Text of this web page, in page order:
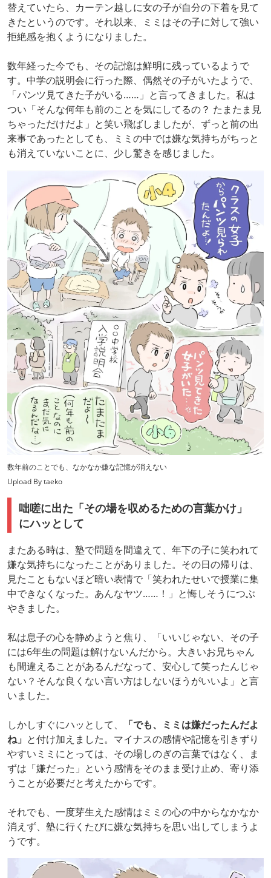
替えていたら、カーテン越しに女の子が自分の下着を見て
きたというのです。それ以来、ミミはその子に対して強い
拒絶感を抱くようになりました。
数年経った今でも、その記憶は鮮明に残っているようで
す。中学の説明会に行った際、偶然その子がいたようで、
「パンツ見てきた子がいる……」と言ってきました。私は
つい「そんな何年も前のことを気にしてるの？ たまたま見
ちゃっただけだよ」と笑い飛ばしましたが、ずっと前の出
来事であったとしても、ミミの中では嫌な気持ちがちっと
も消えていないことに、少し驚きを感じました。
数年前のことでも、なかなか嫌な記憶が消えない
Upload By taeko
咄嗟に出た「その場を収めるための言葉かけ」
にハッとして
またある時は、塾で問題を間違えて、年下の子に笑われて
嫌な気持ちになったことがありました。その日の帰りは、
見たこともないほど暗い表情で「笑われたせいで授業に集
中できなくなった。あんなヤツ……！」と悔しそうにつぶ
やきました。
私は息子の心を静めようと焦り、「いいじゃない、その子
には6年生の問題は解けないんだから。大きいお兄ちゃん
も間違えることがあるんだなって、安心して笑ったんじゃ
ない？そんな良くない言い方はしないほうがいいよ」と言
いました。
しかしすぐにハッとして、
「でも、ミミは嫌だったんだよ
ね」 と付け加えました。マイナスの感情や記憶を引きずり
やすいミミにとっては、その場しのぎの言葉ではなく、ま
ずは「嫌だった」という感情をそのまま受け止め、寄り添
うことが必要だと考えたからです。
それでも、一度芽生えた感情はミミの心の中からなかなか
消えず、塾に行くたびに嫌な気持ちを思い出してしまうよ
うです。